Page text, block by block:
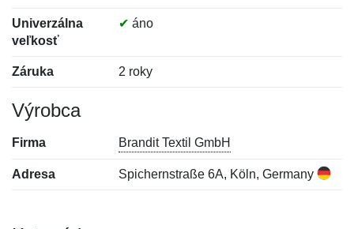
Univerzálna
veľkosť
✔ áno
Záruka 2 roky
Výrobca
Firma Brandit Textil GmbH
Adresa Spichernstraße 6A, Köln, Germany